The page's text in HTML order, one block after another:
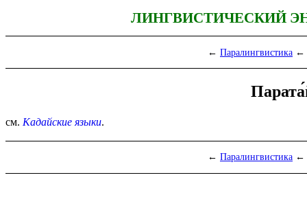
ЛИНГВИСТИЧЕСКИЙ
← Паралингвистика ←
см. Кадайские языки.
← Паралингвистика ←